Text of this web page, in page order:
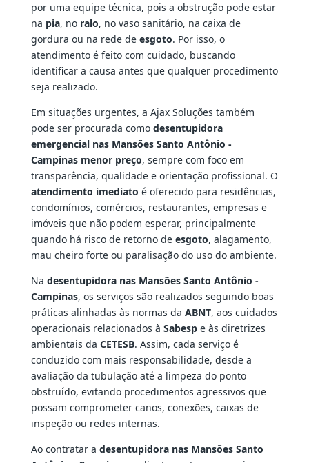
por uma equipe técnica, pois a obstrução pode estar
na pia, no ralo, no vaso sanitário, na caixa de
gordura ou na rede de esgoto. Por isso, o
atendimento é feito com cuidado, buscando
identificar a causa antes que qualquer procedimento
seja realizado.
Em situações urgentes, a Ajax Soluções também
pode ser procurada como desentupidora
emergencial nas Mansões Santo Antônio -
Campinas menor preço, sempre com foco em
transparência, qualidade e orientação profissional. O
atendimento imediato é oferecido para residências,
condomínios, comércios, restaurantes, empresas e
imóveis que não podem esperar, principalmente
quando há risco de retorno de esgoto, alagamento,
mau cheiro forte ou paralisação do uso do ambiente.
Na desentupidora nas Mansões Santo Antônio -
Campinas, os serviços são realizados seguindo boas
práticas alinhadas às normas da ABNT, aos cuidados
operacionais relacionados à Sabespe às diretrizes
ambientais da CETESB. Assim, cada serviço é
conduzido com mais responsabilidade, desde a
avaliação da tubulação até a limpeza do ponto
obstruído, evitando procedimentos agressivos que
possam comprometer canos, conexões, caixas de
inspeção ou redes internas.
Ao contratar a desentupidora nas Mansões Santo